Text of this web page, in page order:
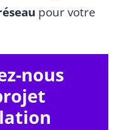
pour votre
nous